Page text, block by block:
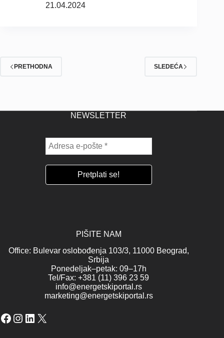
21.04.2024
PRETHODNA SLEDEĆA
NEWSLETTER
PIŠITE NAM
Office: Bulevar oslobođenja 103/3, 11000 Beograd,
Srbija
Ponedeljak–petak: 09–17h
Tel/Fax: +381 (11) 396 23 59
info@energetskiportal.rs
marketing@energetskiportal.rs
Facebook
Instagram
LinkedIn
X